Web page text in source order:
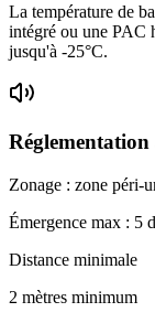
La température de
intégré ou une PAC
jusqu'à -25°C.
Réglementation
Zonage : zone péri-
Émergence max : 5
Distance minimale
2 mètres minimum